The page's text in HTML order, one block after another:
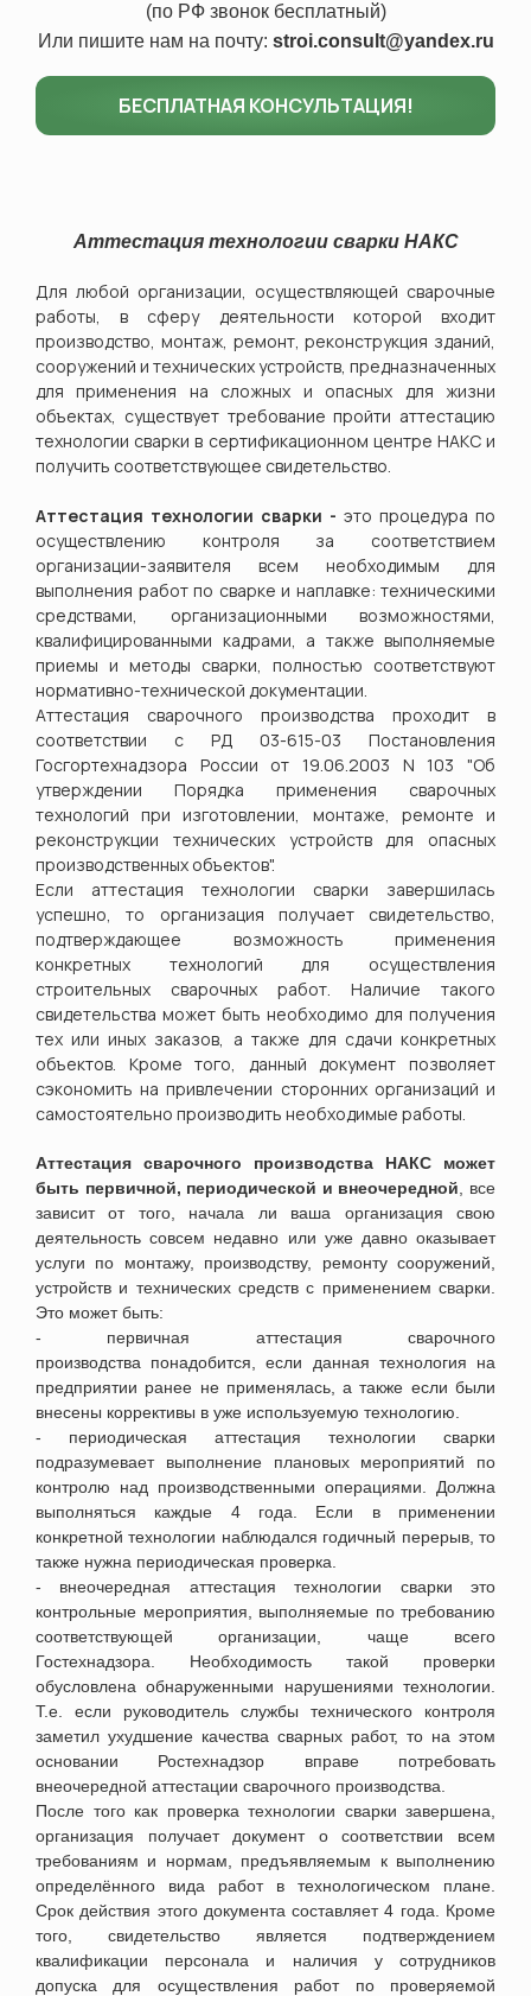
(по РФ звонок бесплатный)
Или пишите нам на почту: stroi.consult@yandex.ru
БЕСПЛАТНАЯ КОНСУЛЬТАЦИЯ!
Аттестация технологии сварки НАКС
Для любой организации, осуществляющей сварочные
работы,
в сферу деятельности которой входит
производство, монтаж, ремонт, реконструкция зданий,
сооружений и технических устройств, предназначенных
для применения на сложных и опасных для жизни
объектах, существует требование пройти аттестацию
технологии сварки в сертификационном центре НАКС и
получить соответствующее свидетельство.
Аттестация технологии сварки - это процедура по
осуществлению контроля за соответствием
организации-заявителя всем необходимым для
выполнения работ по сварке и наплавке: техническими
средствами, организационными возможностями,
квалифицированными кадрами, а также выполняемые
приемы и методы сварки, полностью соответствуют
нормативно-технической документации.
Аттестация сварочного производства проходит в
соответствии с РД 03-615-03 Постановления
Госгортехнадзора России от 19.06.2003 N 103 "Об
утверждении Порядка применения сварочных
технологий при изготовлении, монтаже, ремонте и
реконструкции технических устройств для опасных
производственных объектов".
Если аттестация технологии сварки завершилась
успешно, то организация получает свидетельство,
подтверждающее возможность применения
конкретных технологий для осуществления
строительных сварочных работ. Наличие такого
свидетельства может быть необходимо для получения
тех или иных заказов, а также для сдачи конкретных
объектов. Кроме того, данный документ позволяет
сэкономить на привлечении сторонних организаций и
самостоятельно производить необходимые работы.
Аттестация сварочного производства НАКС может
быть первичной, периодической и внеочередной , все
зависит от того, начала ли ваша организация свою
деятельность совсем недавно или уже давно оказывает
услуги по монтажу, производству, ремонту сооружений,
устройств и технических средств с применением сварки.
Это может быть:
- первичная аттестация сварочного
производства понадобится , если данная технология на
предприятии ранее не применялась, а также если были
внесены коррективы в уже используемую технологию
- периодическая аттестация технологии сварки
подразумевает выполнение плановых мероприятий по
контролю над производственными операциями. Должна
выполняться каждые 4 года. Если в применении
конкретной технологии наблюдался годичный перерыв, то
также нужна периодическая проверка
- внеочередная аттестация технологии сварки это
контрольные мероприятия, выполняемые по требованию
соответствующей организации, чаще всего
Гостехнадзора. Необходимость такой проверки
обусловлена обнаруженными нарушениями технологии
Т.е. если руководитель службы технического контроля
заметил ухудшение качества сварных работ, то на этом
основании Ростехнадзор вправе потребовать
внеочередной аттестации сварочного производства.
После того как проверка технологии сварки завершена,
организация получает документ о соответствии всем
требованиям и нормам, предъявляемым к выполнению
определённого вида работ в технологическом плане.
Срок действия этого документа составляет 4 года. Кроме
того, свидетельство является подтверждением
квалификации персонала и наличия у сотрудников
допуска для осуществления работ по проверяемой